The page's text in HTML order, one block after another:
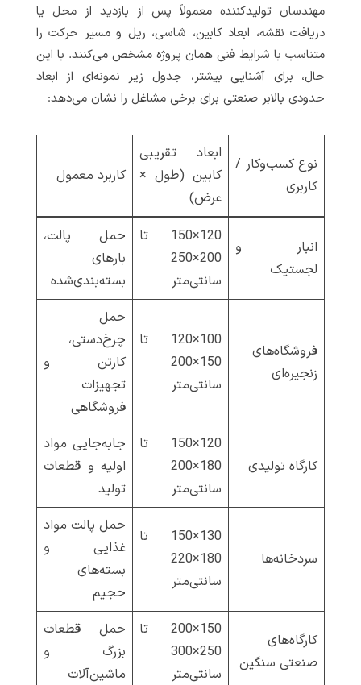
مهندسان تولیدکننده معمولاً پس از بازدید از محل یا
دریافت نقشه، ابعاد کابین، شاسی، ریل و مسیر حرکت را
متناسب با شرایط فنی همان پروژه مشخص می‌کنند. با این
حال، برای آشنایی بیشتر، جدول زیر نمونه‌ای از ابعاد
حدودی بالابر صنعتی برای برخی مشاغل را نشان می‌دهد:
نوع کسب‌وکار /
کاربری
ابعاد تقریبی
کابین (طول ×
عرض)
کاربرد معمول
انبار و
لجستیک
120×150 تا
200×250
سانتی‌متر
حمل پالت،
بارهای
بسته‌بندی‌شده
فروشگاه‌های
زنجیره‌ای
100×120 تا
150×200
سانتی‌متر
حمل
چرخ‌دستی،
کارتن و
تجهیزات
فروشگاهی
کارگاه تولیدی
120×150 تا
180×200
سانتی‌متر
جابه‌جایی مواد
اولیه و قطعات
تولید
سردخانه‌ها
130×150 تا
180×220
سانتی‌متر
حمل پالت مواد
غذایی و
بسته‌های
حجیم
کارگاه‌های
صنعتی سنگین
150×200 تا
250×300
سانتی‌متر
حمل قطعات
بزرگ و
ماشین‌آلات